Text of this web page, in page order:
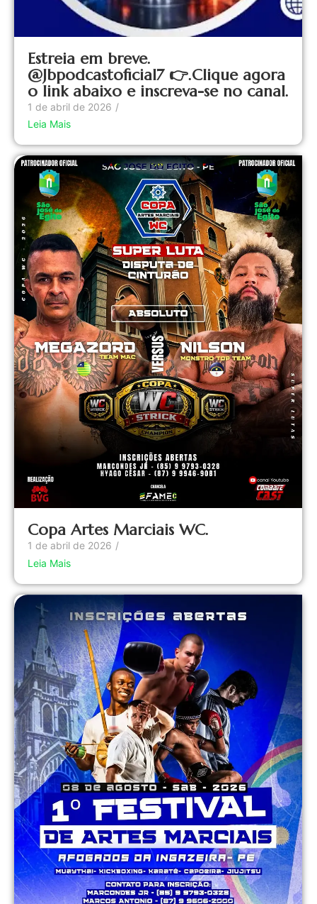
Estreia em breve.
@Jbpodcastoficial7 👉.Clique agora
o link abaixo e inscreva-se no canal.
1 de abril de 2026 /
Leia Mais
Copa Artes Marciais WC.
1 de abril de 2026 /
Leia Mais